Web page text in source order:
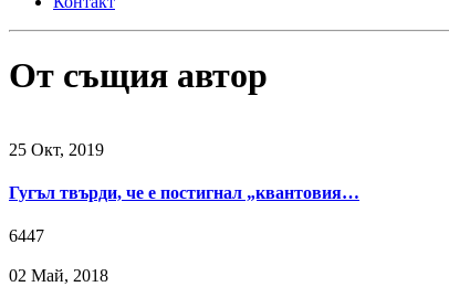
От същия автор
25 Окт, 2019
Гугъл твърди, че е постигнал „квантовия…
6447
02 Май, 2018